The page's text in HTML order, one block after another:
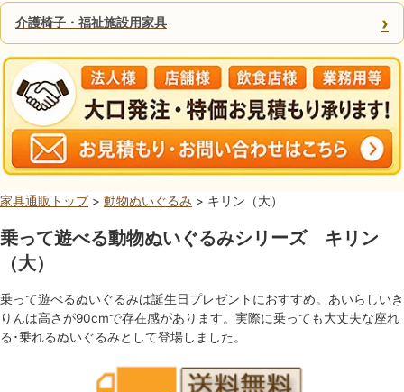
介護椅子・福祉施設用家具 ›
家具通販トップ> 動物ぬいぐるみ > キリン（大）
乗って遊べる動物ぬいぐるみシリーズ キリン
（大）
乗って遊べるぬいぐるみは誕生日プレゼントにおすすめ。あいらしいき
りんは高さが90cmで存在感があります。実際に乗っても大丈夫な座れ
る･乗れるぬいぐるみとして登場しました。